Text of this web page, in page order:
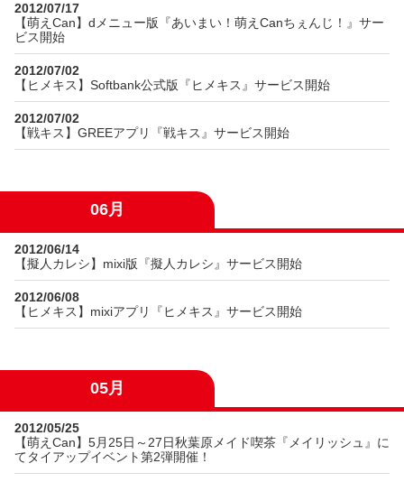
2012/07/17
【萌えCan】dメニュー版『あいまい！萌えCanちぇんじ！』サー
ビス開始
2012/07/02
【ヒメキス】Softbank公式版『ヒメキス』サービス開始
2012/07/02
【戦キス】GREEアプリ『戦キス』サービス開始
06月
2012/06/14
【擬人カレシ】mixi版『擬人カレシ』サービス開始
2012/06/08
【ヒメキス】mixiアプリ『ヒメキス』サービス開始
05月
2012/05/25
【萌えCan】5月25日～27日秋葉原メイド喫茶『メイリッシュ』に
てタイアップイベント第2弾開催！